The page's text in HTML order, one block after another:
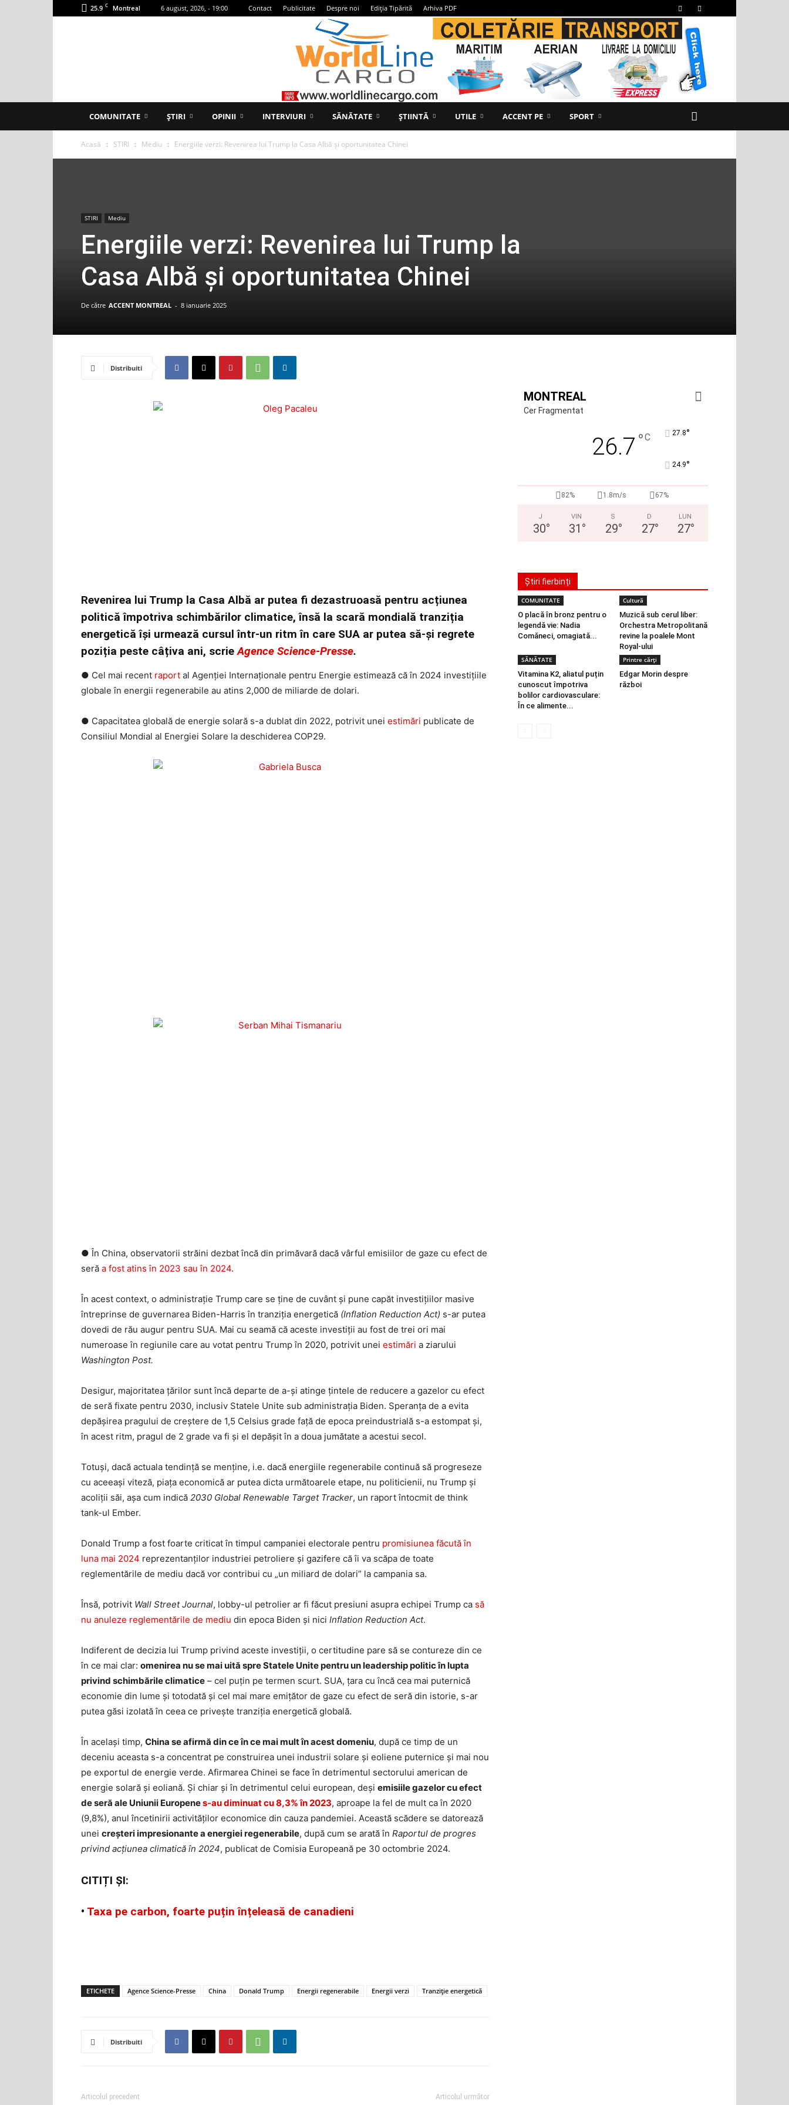
25.9 C Montreal 6 august, 2026, - 19:00 Contact Publicitate Despre noi Ediția Tipărită Arhiva PDF
COMUNITATE ȘTIRI OPINII INTERVIURI SĂNĂTATE ȘTIINTĂ UTILE ACCENT PE SPORT
Acasă STIRI Mediu Energiile verzi: Revenirea lui Trump la Casa Albă și oportunitatea Chinei
STIRI Mediu
Energiile verzi: Revenirea lui Trump la
Casa Albă și oportunitatea Chinei
De către ACCENT MONTREAL - 8 ianuarie 2025
Distribuiti
Revenirea lui Trump la Casa Albă ar putea fi dezastruoasă pentru acțiunea
politică împotriva schimbărilor climatice, însă la scară mondială tranziția
energetică își urmează cursul într-un ritm în care SUA ar putea să-și regrete
poziția peste câțiva ani, scrieAgence Science-Presse.
● Cel mai recent raport al Agenției Internaționale pentru Energie estimează că în 2024 investițiile
globale în energii regenerabile au atins 2,000 de miliarde de dolari.
● Capacitatea globală de energie solară s-a dublat din 2022, potrivit unei estimări publicate de
Consiliul Mondial al Energiei Solare la deschiderea COP29.
● În China, observatorii străini dezbat încă din primăvară dacă vârful emisiilor de gaze cu efect de
seră a fost atins în 2023 sau în 2024.
În acest context, o administrație Trump care se ține de cuvânt și pune capăt investițiilor masive
întreprinse de guvernarea Biden-Harris în tranziția energetică (Inflation Reduction Act) s-ar putea
dovedi de rău augur pentru SUA. Mai cu seamă că aceste investiții au fost de trei ori mai
numeroase în regiunile care au votat pentru Trump în 2020, potrivit unei estimări a ziarului
Washington Post.
Desigur, majoritatea țărilor sunt încă departe de a-și atinge țintele de reducere a gazelor cu efect
de seră fixate pentru 2030, inclusiv Statele Unite sub administrația Biden. Speranța de a evita
depășirea pragului de creștere de 1,5 Celsius grade față de epoca preindustrială s-a estompat și,
în acest ritm, pragul de 2 grade va fi și el depășit în a doua jumătate a acestui secol.
Totuși, dacă actuala tendință se menține, i.e. dacă energiile regenerabile continuă să progreseze
cu aceeași viteză, piața economică ar putea dicta următoarele etape, nu politicienii, nu Trump și
acoliții săi, așa cum indică 2030 Global Renewable Target Tracker, un raport întocmit de think
tank-ul Ember.
Donald Trump a fost foarte criticat în timpul campaniei electorale pentru promisiunea făcută în
luna mai 2024 reprezentanților industriei petroliere și gazifere că îi va scăpa de toate
reglementările de mediu dacă vor contribui cu „un miliard de dolari” la campania sa.
Însă, potrivit Wall Street Journal, lobby-ul petrolier ar fi făcut presiuni asupra echipei Trump ca să
nu anuleze reglementările de mediu din epoca Biden și nici Inflation Reduction Act.
Indiferent de decizia lui Trump privind aceste investiții, o certitudine pare să se contureze din ce
în ce mai clar: omenirea nu se mai uită spre Statele Unite pentru un leadership politic în lupta
privind schimbările climatice – cel puțin pe termen scurt. SUA, țara cu încă cea mai puternică
economie din lume și totodată și cel mai mare emițător de gaze cu efect de seră din istorie, s-ar
putea găsi izolată în ceea ce privește tranziția energetică globală.
În același timp, China se afirmă din ce în ce mai mult în acest domeniu, după ce timp de un
deceniu aceasta s-a concentrat pe construirea unei industrii solare și eoliene puternice și mai nou
pe exportul de energie verde. Afirmarea Chinei se face în detrimentul sectorului american de
energie solară și eoliană. Și chiar și în detrimentul celui european, deși emisiile gazelor cu efect
de seră ale Uniunii Europenes-au diminuat cu 8,3% în 2023, aproape la fel de mult ca în 2020
(9,8%), anul încetinirii activităților economice din cauza pandemiei. Această scădere se datorează
unei creșteri impresionante a energiei regenerabile, după cum se arată în Raportul de progres
privind acțiunea climatică în 2024, publicat de Comisia Europeană pe 30 octombrie 2024.
CITIȚI ȘI:
• Taxa pe carbon, foarte puțin înțeleasă de canadieni
ETICHETE Agence Science-Presse China Donald Trump Energii regenerabile Energii verzi Tranziție energetică
Distribuiti
Articolul precedent Articolul următor
MONTREAL
Cer Fragmentat
26.7 °C 27.8°
24.9°
82% 1.8m/s 67%
J
30°
VIN
31 °
S
29°
D
27°
LUN
27°
Știri fierbinți
COMUNITATE
O placă în bronz pentru o
legendă vie: Nadia
Comăneci, omagiată...
Cultură
Muzică sub cerul liber:
Orchestra Metropolitană
revine la poalele Mont
Royal-ului
SĂNĂTATE
Vitamina K2, aliatul puțin
cunoscut împotriva
bolilor cardiovasculare:
În ce alimente...
Printre cărți
Edgar Morin despre
război